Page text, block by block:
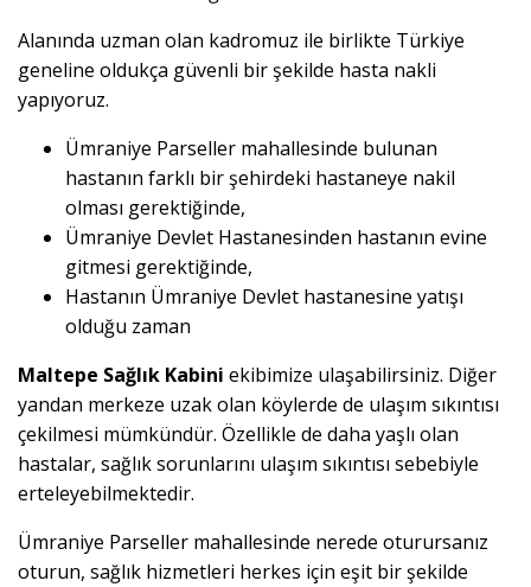
Alanında uzman olan kadromuz ile birlikte Türkiye
geneline oldukça güvenli bir şekilde hasta nakli
yapıyoruz.
Ümraniye Parseller mahallesinde bulunan
hastanın farklı bir şehirdeki hastaneye nakil
olması gerektiğinde,
Ümraniye Devlet Hastanesinden hastanın evine
gitmesi gerektiğinde,
Hastanın Ümraniye Devlet hastanesine yatışı
olduğu zaman
Maltepe Sağlık Kabini ekibimize ulaşabilirsiniz. Diğer
yandan merkeze uzak olan köylerde de ulaşım sıkıntısı
çekilmesi mümkündür. Özellikle de daha yaşlı olan
hastalar, sağlık sorunlarını ulaşım sıkıntısı sebebiyle
erteleyebilmektedir.
Ümraniye Parseller mahallesinde nerede oturursanız
oturun, sağlık hizmetleri herkes için eşit bir şekilde